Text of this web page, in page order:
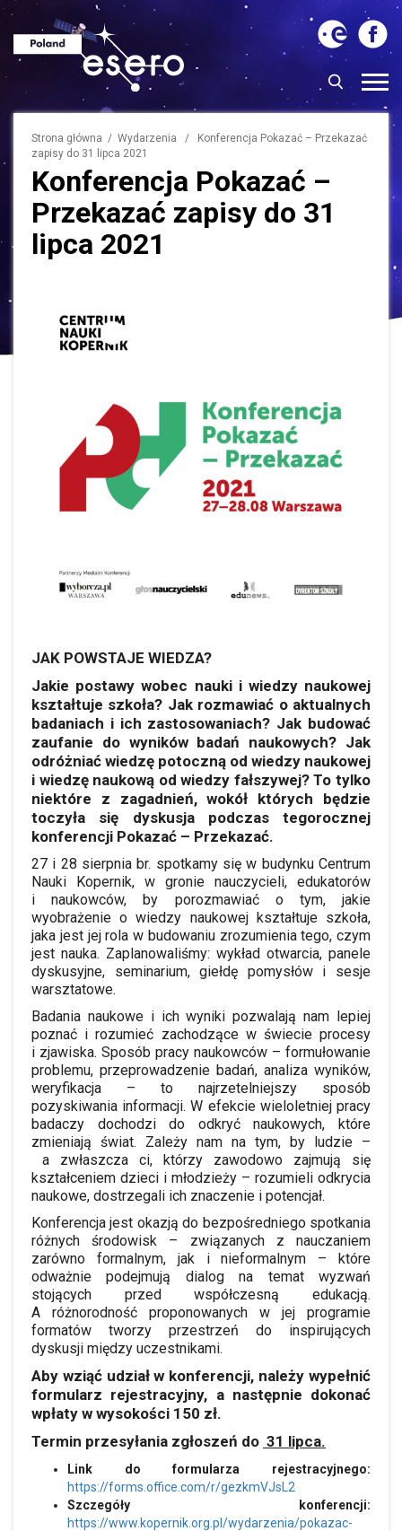
Strona główna / Wydarzenia / Konferencja Pokazać – Przekazać
zapisy do 31 lipca 2021
Konferencja Pokazać –
Przekazać zapisy do 31
lipca 2021
JAK POWSTAJE WIEDZA?
Jakie postawy wobec nauki i wiedzy naukowej
kształtuje szkoła? Jak rozmawiać o aktualnych
badaniach i ich zastosowaniach? Jak budować
zaufanie do wyników badań naukowych? Jak
odróżniać wiedzę potoczną od wiedzy naukowej
i wiedzę naukową od wiedzy fałszywej? To tylko
niektóre z zagadnień, wokół których będzie
toczyła się dyskusja podczas tegorocznej
konferencji Pokazać – Przekazać.
27 i 28 sierpnia br. spotkamy się w budynku Centrum
Nauki Kopernik, w gronie nauczycieli, edukatorów
i naukowców, by porozmawiać o tym, jakie
wyobrażenie o wiedzy naukowej kształtuje szkoła,
jaka jest jej rola w budowaniu zrozumienia tego, czym
jest nauka. Zaplanowaliśmy: wykład otwarcia, panele
dyskusyjne, seminarium, giełdę pomysłów i sesje
warsztatowe.
Badania naukowe i ich wyniki pozwalają nam lepiej
poznać i rozumieć zachodzące w świecie procesy
i zjawiska. Sposób pracy naukowców – formułowanie
problemu, przeprowadzenie badań, analiza wyników,
weryfikacja – to najrzetelniejszy sposób
pozyskiwania informacji. W efekcie wieloletniej pracy
badaczy dochodzi do odkryć naukowych, które
zmieniają świat. Zależy nam na tym, by ludzie –
a zwłaszcza ci, którzy zawodowo zajmują się
kształceniem dzieci i młodzieży – rozumieli odkrycia
naukowe, dostrzegali ich znaczenie i potencjał.
Konferencja jest okazją do bezpośredniego spotkania
różnych środowisk – związanych z nauczaniem
zarówno formalnym, jak i nieformalnym – które
odważnie podejmują dialog na temat wyzwań
stojących przed współczesną edukacją.
A różnorodność proponowanych w jej programie
formatów tworzy przestrzeń do inspirujących
dyskusji między uczestnikami.
Aby wziąć udział w konferencji, należy wypełnić
formularz rejestracyjny, a następnie dokonać
wpłaty w wysokości 150 zł.
Termin przesyłania zgłoszeń do 31 lipca.
Link do formularza rejestracyjnego:
https://forms.office.com/r/gezkmVJsL2
Szczegóły konferencji:
https://www.kopernik.org.pl/wydarzenia/pokazac-